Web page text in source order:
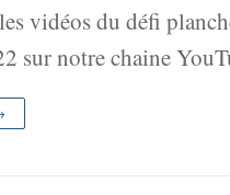
vidéos du défi
sur notre chaine